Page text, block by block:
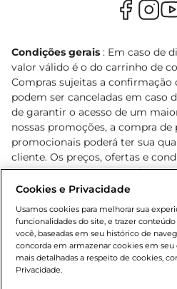
Condições gerais : Em caso de
valor válido é o do carrinho de
Compras sujeitas a confirmação
podem ser canceladas em caso
de garantir o acesso de um
nossas promoções, a compra
promocionais poderá ter sua
cliente. Os preços, ofertas e
o e-commerce e válidos durante
sofrer alterações sem prévia
Lei n.º 8069/90, art. 81, inciso II
Adolescente). Preços e
www.bretas.com.br, podendo
prévio. O valor mínimo para as
80,00.
Cookies e Privacidade
Usamos cookies para melhorar sua
funcionalidades do site, e trazer
você, baseadas em seu histórico de
concorda em armazenar cookies em seu
mais detalhadas a respeito de cookies,
Privacidade.